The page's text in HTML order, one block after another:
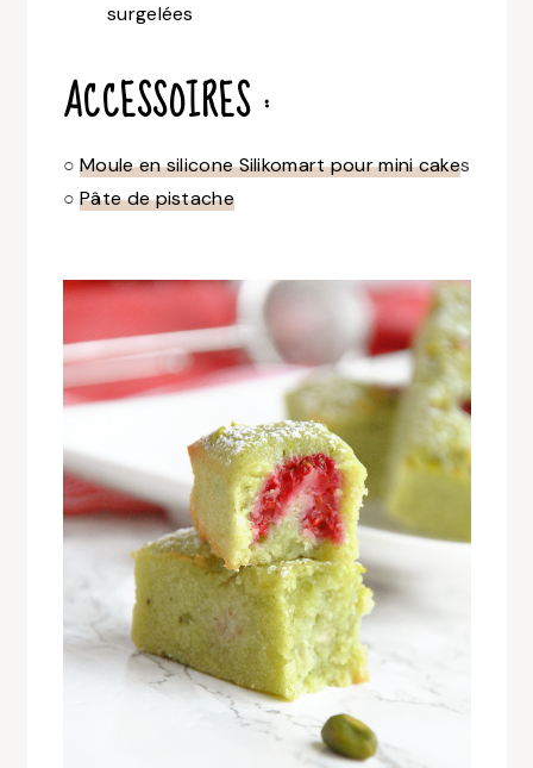
surgelées
ACCESSOIRES :
○Moule en silicone Silikomart pour mini cakes
○Pâte de pistache